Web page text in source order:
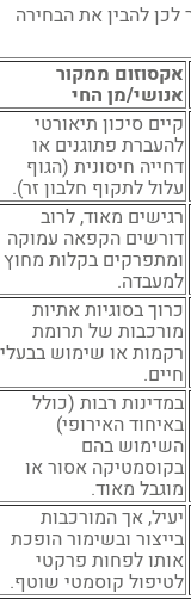
להבין את הבחירה
ממקור
מן החי
סיכון תיאורטי
פתוגנים או
חיסונית (הגוף
לתקוף חלבון זר).
מאוד, לרוב
הקפאה עמוקה
בקלות מחוץ
בסוגיות אתיות
של תרומת
או שימוש בבעלי
רבות (כולל
האירופי)
בהם
אסור או
מאוד.
אך המורכבות
ובשימור הופכת
לפחות פרקטי
קוסמטי שוטף.